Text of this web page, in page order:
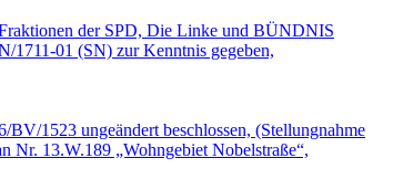
der SPD, Die Linke und BÜNDNIS
01 (SN) zur Kenntnis gegeben,
1523 ungeändert beschlossen, (Stellungnahme
13.W.189 „Wohngebiet Nobelstraße“,